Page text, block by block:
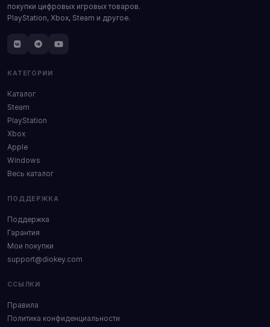
покупки цифровых игровых товаров.
PlayStation, Xbox, Steam и другое.
КАТЕГОРИИ
Каталог
Steam
PlayStation
Xbox
Apple
Windows
Весь каталог
ПОДДЕРЖКА
Поддержка
Гарантия
Мои покупки
support@diokey.com
ССЫЛКИ
Правила
Политика конфиденциальности